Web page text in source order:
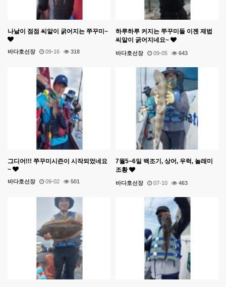
나날이 점점 씨알이 굵어지는 쭈꾸미~
바다호선장 09-16 318
하루하루 커지는 쭈꾸미들 이젠 제법
씨알이 굵어지네요~
바다호선장 09-05 643
그디어!!! 쭈꾸미시즌이 시작되었네요
~
바다호선장 09-02 501
7월5~6일 백조기, 상어, 우럭, 놀래미
조황
바다호선장 07-10 463